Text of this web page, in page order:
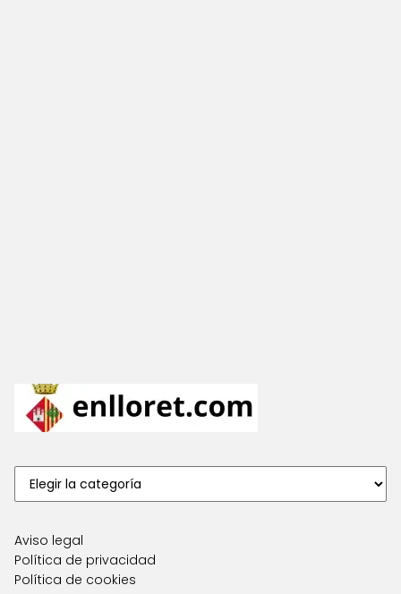
Aviso legal
Política de privacidad
Política de cookies